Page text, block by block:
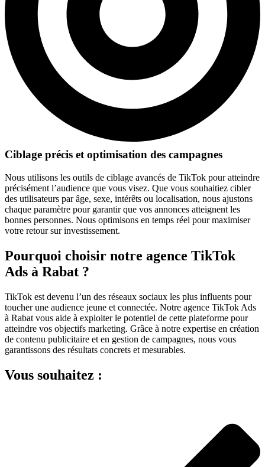
Ciblage précis et optimisation des campagnes
Nous utilisons les outils de ciblage avancés de TikTok pour atteindre
précisément l’audience que vous visez. Que vous souhaitiez cibler
des utilisateurs par âge, sexe, intérêts ou localisation, nous ajustons
chaque paramètre pour garantir que vos annonces atteignent les
bonnes personnes. Nous optimisons en temps réel pour maximiser
votre retour sur investissement.
Pourquoi choisir notre agence TikTok
Ads à Rabat ?
TikTok est devenu l’un des réseaux sociaux les plus influents pour
toucher une audience jeune et connectée. Notre agence TikTok Ads
à Rabat vous aide à exploiter le potentiel de cette plateforme pour
atteindre vos objectifs marketing. Grâce à notre expertise en création
de contenu publicitaire et en gestion de campagnes, nous vous
garantissons des résultats concrets et mesurables.
Vous souhaitez :